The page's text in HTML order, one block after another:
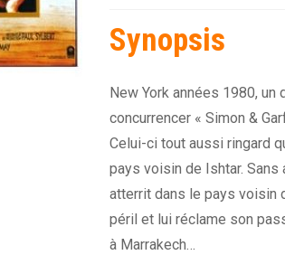
Synopsis
New York années 1980,
concurrencer « Simon &
Celui-ci tout aussi ringard
pays voisin de Ishtar. Sans
atterrit dans le pays voisin
péril et lui réclame son
à Marrakech…